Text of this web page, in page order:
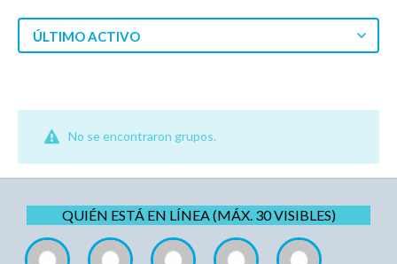
ÚLTIMO ACTIVO
No se encontraron grupos.
QUIÉN ESTÁ EN LÍNEA (MÁX. 30 VISIBLES)